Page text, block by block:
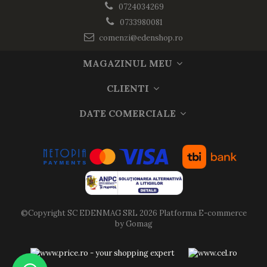
0724034269
0733980081
comenzi@edenshop.ro
MAGAZINUL MEU
CLIENTI
DATE COMERCIALE
©Copyright SC EDENMAG SRL 2026 Platforma E-commerce
by Gomag